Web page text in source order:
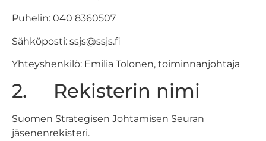
Puhelin: 040 8360507
Sähköposti: ssjs@ssjs.fi
Yhteyshenkilö: Emilia Tolonen, toiminnanjohtaja
2. Rekisterin nimi
Suomen Strategisen Johtamisen Seuran
jäsenenrekisteri.